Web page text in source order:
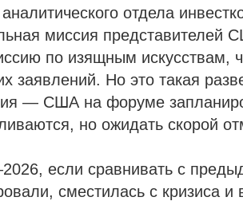
отдела
миссия представителей
по изящным искусствам,
заявлений. Но это такая
— США на форуме
но ожидать скорой
если сравнивать с
сместилась с кризиса